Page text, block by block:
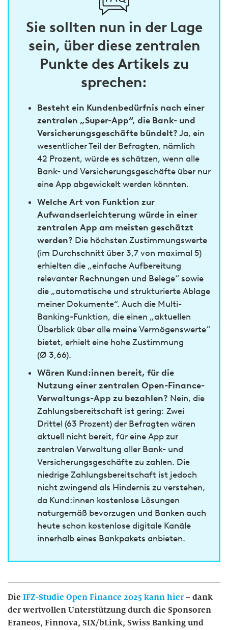
Sie sollten nun in der Lage
sein, über diese zentralen
Punkte des Artikels zu
sprechen:
Besteht ein Kundenbedürfnis nach einer
zentralen „Super-App“, die Bank- und
Versicherungsgeschäfte bündelt? Ja, ein
wesentlicher Teil der Befragten, nämlich
42 Prozent, würde es schätzen, wenn alle
Bank- und Versicherungsgeschäfte über nur
eine App abgewickelt werden könnten.
Welche Art von Funktion zur
Aufwandserleichterung würde in einer
zentralen App am meisten geschätzt
werden? Die höchsten Zustimmungswerte
(im Durchschnitt über 3,7 von maximal 5)
erhielten die „einfache Aufbereitung
relevanter Rechnungen und Belege“ sowie
die „automatische und strukturierte Ablage
meiner Dokumente“. Auch die Multi-
Banking-Funktion, die einen „aktuellen
Überblick über alle meine Vermögenswerte“
bietet, erhielt eine hohe Zustimmung
(Ø 3,66).
Wären Kund:innen bereit, für die
Nutzung einer zentralen Open-Finance-
Verwaltungs-App zu bezahlen? Nein, die
Zahlungsbereitschaft ist gering: Zwei
Drittel (63 Prozent) der Befragten wären
aktuell nicht bereit, für eine App zur
zentralen Verwaltung aller Bank- und
Versicherungsgeschäfte zu zahlen. Die
niedrige Zahlungsbereitschaft ist jedoch
nicht zwingend als Hindernis zu verstehen,
da Kund:innen kostenlose Lösungen
naturgemäß bevorzugen und Banken auch
heute schon kostenlose digitale Kanäle
innerhalb eines Bankpakets anbieten.
Die IFZ-Studie Open Finance 2025 kann hier– dank
der wertvollen Unterstützung durch die Sponsoren
Eraneos, Finnova, SIX/bLink, Swiss Banking und